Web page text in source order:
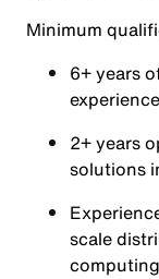
Minimum
6+ years
2+ years
solutions
scale